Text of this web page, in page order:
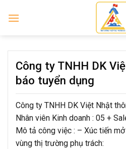
Công ty TNHH DK
báo tuyển dụng
Công ty TNHH DK Việt Nhật
Nhân viên Kinh doanh : 05 +
Mô tả công việc : – Xúc tiến
vùng thị trường phụ trách: